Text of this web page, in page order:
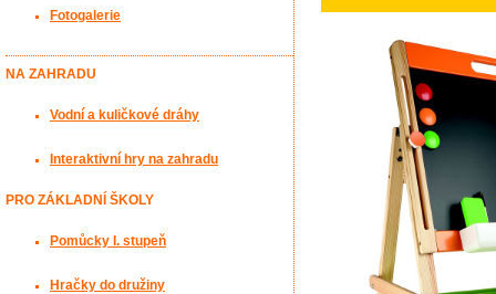
Fotogalerie
NA ZAHRADU
Vodní a kuličkové dráhy
Interaktivní hry na zahradu
PRO ZÁKLADNÍ ŠKOLY
Pomůcky I. stupeň
Hračky do družiny